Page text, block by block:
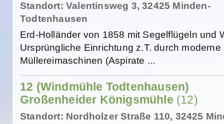
Standort: Valentinsweg 3, 32425 Minden-
Todtenhausen
Erd-Holländer von 1858 mit Segelflügeln und
Ursprüngliche Einrichtung z.T. durch moderne
Müllereimaschinen (Aspirate ...
12 (Windmühle Todtenhausen)
Großenheider Königsmühle (12)
Standort: Nordholzer Straße 110, 32425